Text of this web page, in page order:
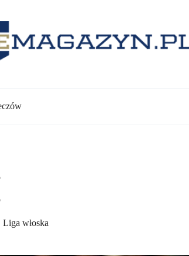
Liga włoska